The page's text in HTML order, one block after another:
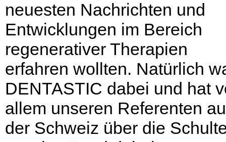
neuesten Nach­richten und
Entwicklungen im Bereich
regenerativer Therapien
erfahren wollten. Natürlich
DENTASTIC dabei und hat
allem unseren Referenten
der Schweiz über die